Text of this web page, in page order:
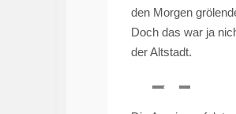
den Morgen
Doch das war ja
der Altstadt.